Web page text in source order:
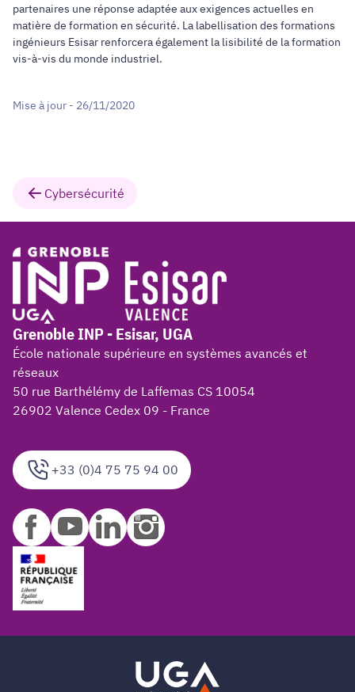
partenaires une réponse adaptée aux exigences actuelles en
matière de formation en sécurité. La labellisation des formations
ingénieurs Esisar renforcera également la lisibilité de la formation
vis-à-vis du monde industriel.
Mise à jour - 26/11/2020
Cybersécurité
+33 (0)4 75 75 94 00
Grenoble INP - Esisar, UGA
École nationale supérieure en systèmes avancés et
réseaux
50 rue Barthélémy de Laffemas CS 10054
26902 Valence Cedex 09 - France